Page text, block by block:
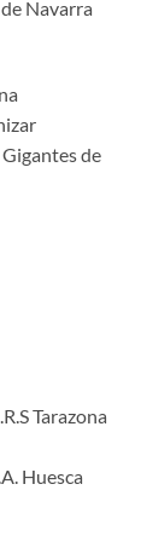
Navarra
Gigantes de
Tarazona
Huesca